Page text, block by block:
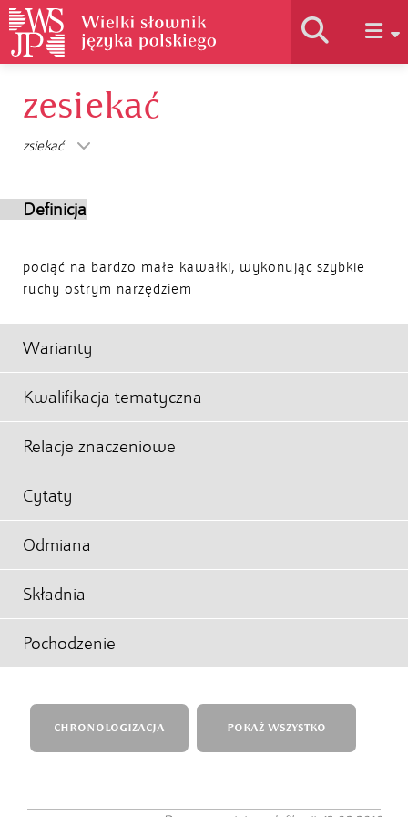
Historia słownika
Autorzy
zesiekać
zsiekać
Definicja
pociąć na bardzo małe kawałki, wykonując szybkie
ruchy ostrym narzędziem
Warianty
Kwalifikacja tematyczna
Relacje znaczeniowe
Cytaty
Odmiana
Składnia
Pochodzenie
CHRONOLOGIZACJA POKAŻ WSZYSTKO